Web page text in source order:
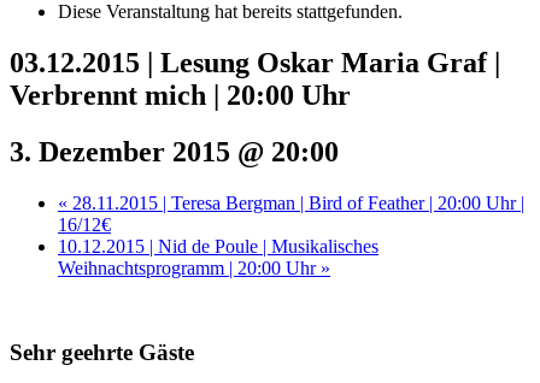
Diese Veranstaltung hat bereits stattgefunden.
03.12.2015 | Lesung Oskar Maria Graf |
Verbrennt mich | 20:00 Uhr
3. Dezember 2015 @ 20:00
« 28.11.2015 | Teresa Bergman | Bird of Feather | 20:00 Uhr |
16/12€
10.12.2015 | Nid de Poule | Musikalisches
Weihnachtsprogramm | 20:00 Uhr »
Sehr geehrte Gäste